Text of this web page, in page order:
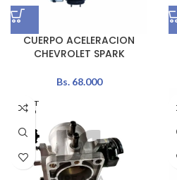
CUERPO ACELERACION
CHEVROLET SPARK
Bs.68.000
AGOT
ADO